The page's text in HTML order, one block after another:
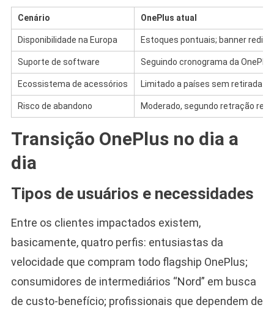
Cenário OnePlus atual
Disponibilidade na Europa Estoques pontuais; banner
Suporte de software Seguindo cronograma da OnePlus
Ecossistema de acessórios Limitado a países sem retirada
Risco de abandono Moderado, segundo retração
Transição OnePlus no dia a
dia
Tipos de usuários e necessidades
Entre os clientes impactados existem,
basicamente, quatro perfis: entusiastas da
velocidade que compram todo flagship OnePlus;
consumidores de intermediários “Nord” em busca
de custo-benefício; profissionais que dependem de